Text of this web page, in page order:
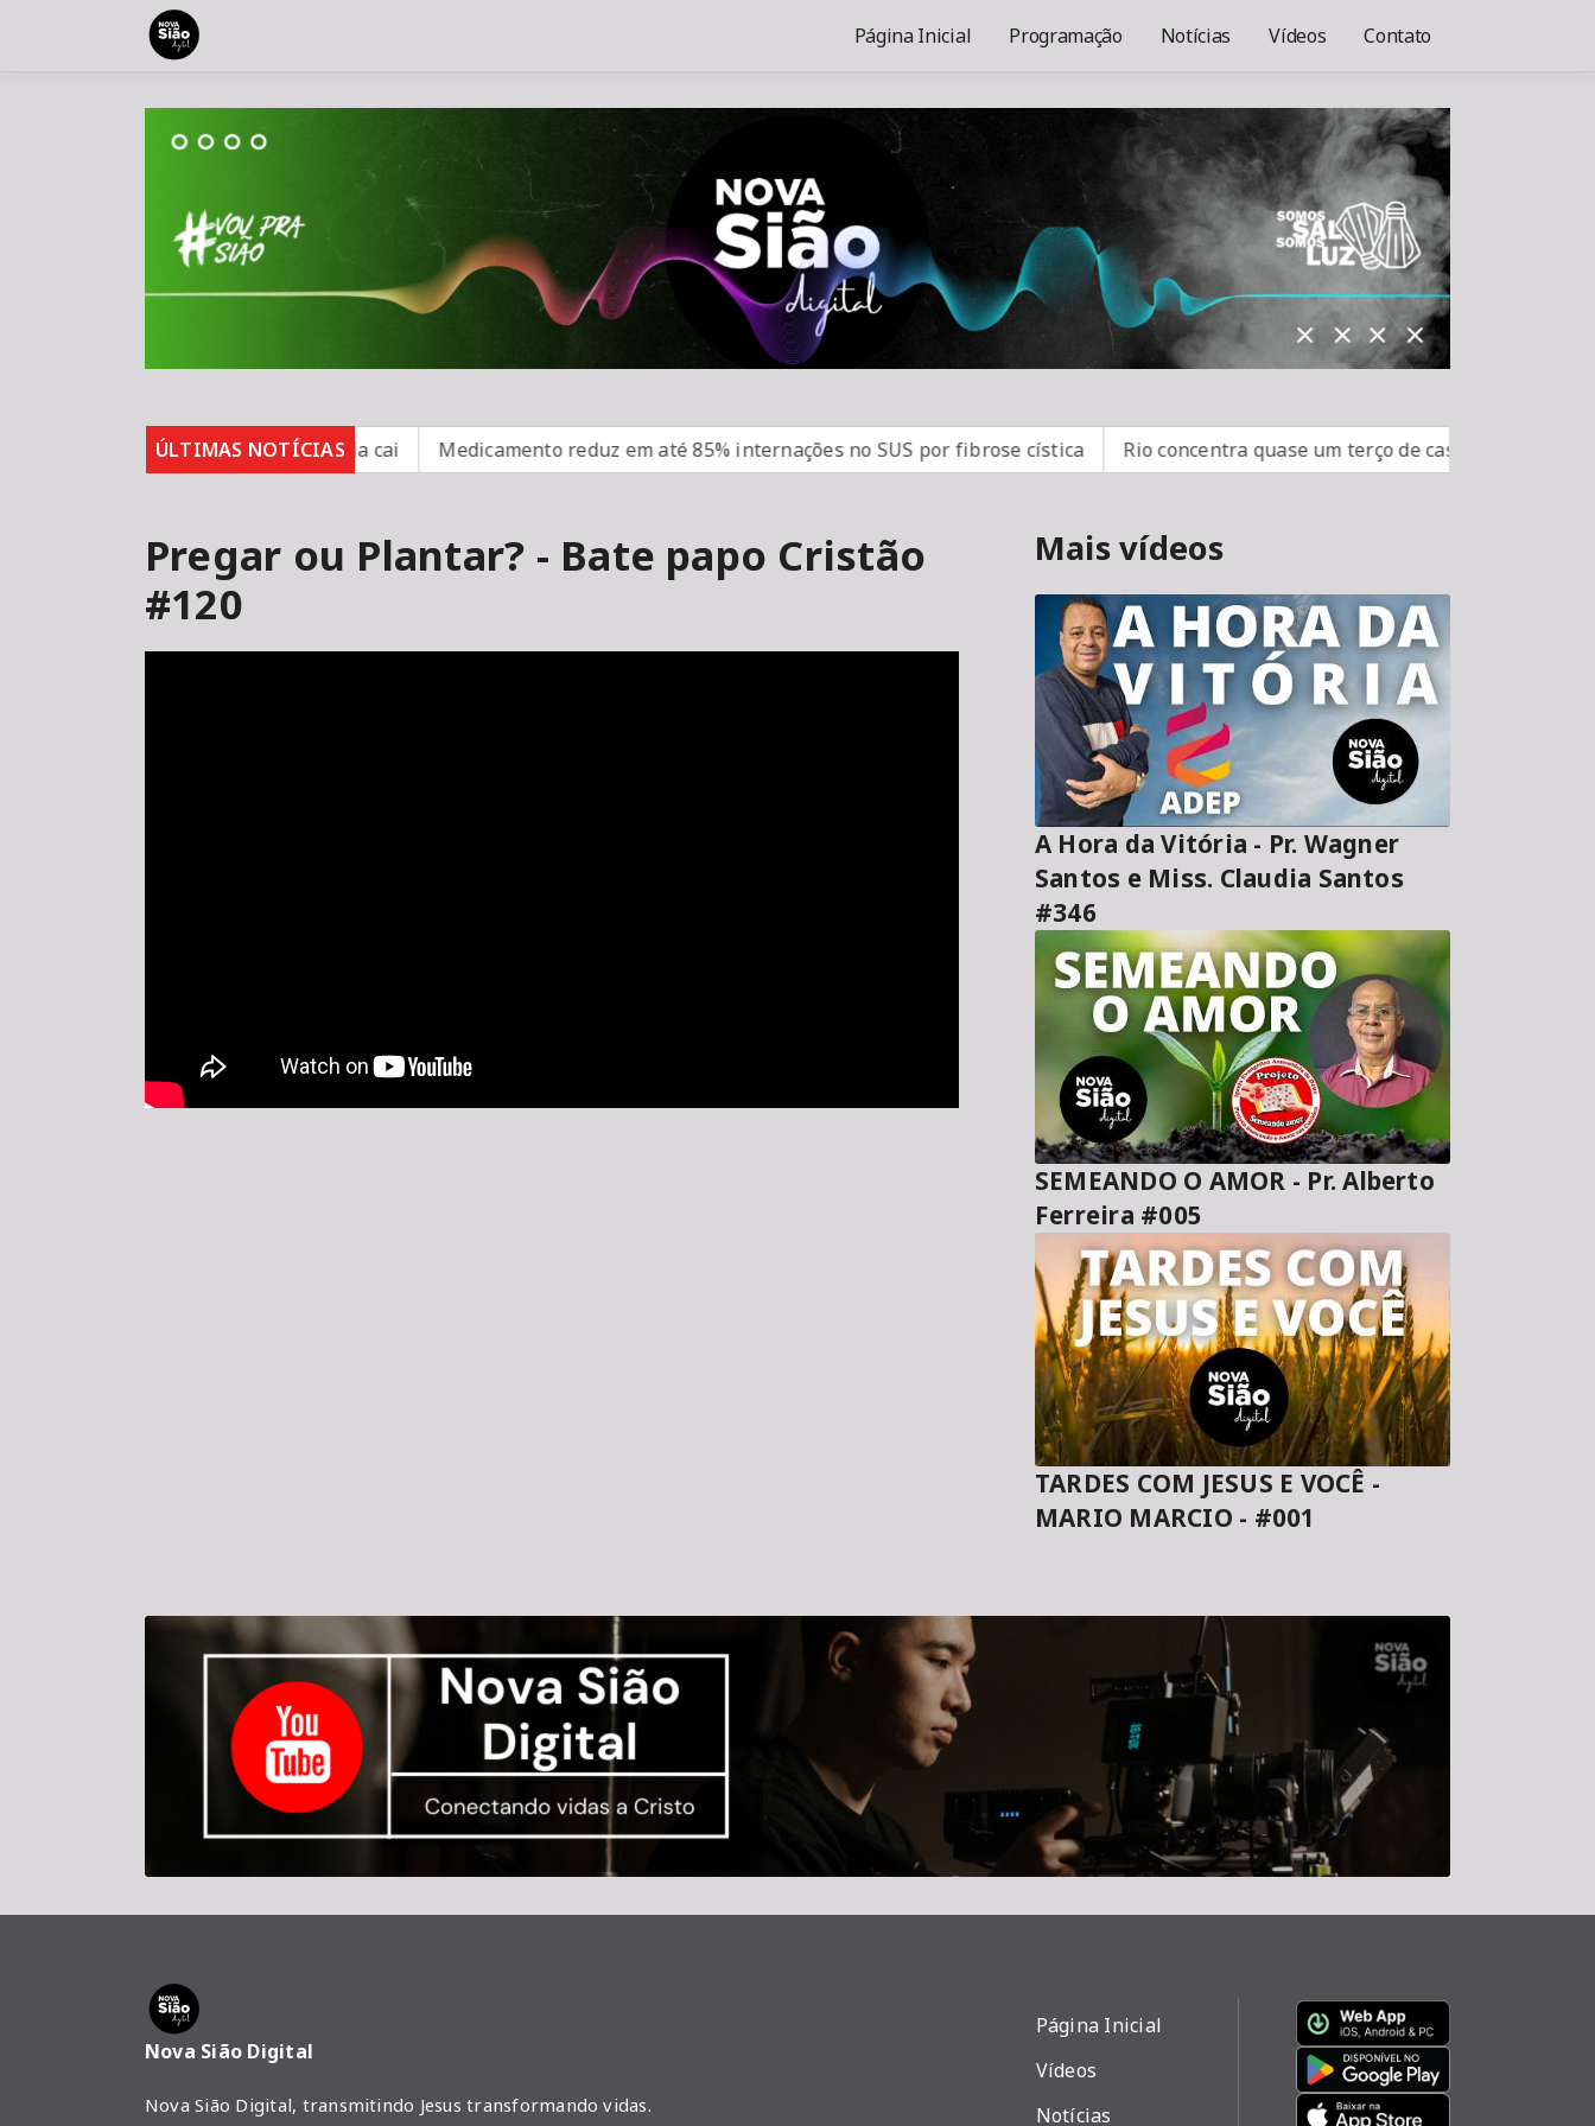
Página Inicial Programação Notícias Vídeos Contato
ÚLTIMAS NOTÍCIAS
para 82%, mas inadimplência cai Medicamento reduz em até 85% internações no SUS por fibrose cística Rio concentra quase um terço de casos de exercício
Pregar ou Plantar? - Bate papo Cristão
#120
Mais vídeos
A Hora da Vitória - Pr. Wagner
Santos e Miss. Claudia Santos
#346
SEMEANDO O AMOR - Pr. Alberto
Ferreira #005
TARDES COM JESUS E VOCÊ -
MARIO MARCIO - #001
Nova Sião Digital
Nova Sião Digital, transmitindo Jesus transformando vidas.
Página Inicial
Vídeos
Notícias